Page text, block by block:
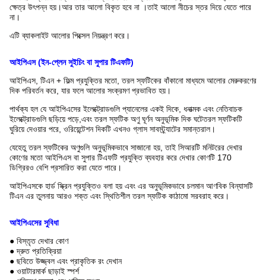
ক্ষেত্র উৎপন্ন হয়।আর তার আলো বিকৃত হবে না ।তাই আলো নীচের স্তর দিয়ে যেতে পারে
না।
এটি ব্যাকলাইট আলোর পিক্সেল নিয়ন্ত্রণ করে।
আইপিএস (ইন-প্লেন সুইচিং বা সুপার টিএফটি)
আইপিএস, টিএন + ফিল্ম প্রযুক্তির মতো, তরল স্ফটিকের বাঁকানো মাধ্যমে আলোর মেরুকরণের
দিক পরিবর্তন করে, যার ফলে আলোর সংক্রমণ প্রভাবিত হয়।
পার্থক্য হল যে আইপিএসের ইলেক্ট্রোডগুলি প্যানেলের একই দিকে, ধনাত্মক এবং নেতিবাচক
ইলেক্ট্রোডগুলি ছড়িয়ে পড়ে,এবং তরল স্ফটিক অণু ঘূর্ণন অনুভূমিক দিক ঘটেতরল স্ফটিকটি
ঘুরিয়ে দেওয়ার পরে, ওরিয়েন্টেশন দিকটি এখনও গ্লাস সাবস্ট্র্যাটের সমান্তরাল।
যেহেতু তরল স্ফটিকের অণুগুলি অনুভূমিকভাবে সাজানো হয়, তাই সিআরটি মনিটরের দেখার
কোণের মতো আইপিএস বা সুপার টিএফটি প্রযুক্তি ব্যবহার করে দেখার কোণটি 170
ডিগ্রিরও বেশি প্রসারিত করা যেতে পারে।
আইপিএসকে হার্ড স্ক্রিন প্রযুক্তিও বলা হয় এবং এর অনুভূমিকভাবে চলমান আণবিক বিন্যাসটি
টিএন এর তুলনায় আরও শক্ত এবং স্থিতিশীল তরল স্ফটিক কাঠামো সরবরাহ করে।
আইপিএসের সুবিধা
● বিস্তৃত দেখার কোণ
● দ্রুত প্রতিক্রিয়া
● ছবিতে উজ্জ্বল এবং প্রাকৃতিক রং দেখান
● ওয়াটারমার্ক ছাড়াই স্পর্শ